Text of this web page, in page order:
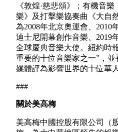
《敦煌·慈悲頌》；有機音
樂》及打擊樂協奏曲《大自
為2008年北京奧運會、2010
迪士尼開幕創作音樂、2019
全球慶典音樂大使。紐約時
重要的十位音樂家之一”，
媒體評為影響世界的十位華
###
關於美高梅
美高梅中國控股有限公司（